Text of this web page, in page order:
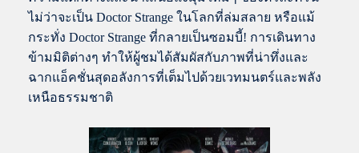
ไม่ว่าจะเป็น Doctor Strange ในโลกที่ล่มสลาย หรือแม้
กระทั่ง Doctor Strange ที่กลายเป็นซอมบี้! การเดินทาง
ข้ามมิติต่างๆ ทำให้ผู้ชมได้สัมผัสกับภาพที่น่าทึ่งและ
ฉากแอ็คชั่นสุดอลังการที่เต็มไปด้วยเวทมนตร์และพลัง
เหนือธรรมชาติ